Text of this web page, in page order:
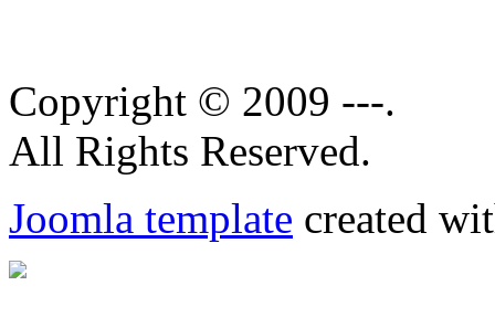
Copyright © 2009 ---.
All Rights Reserved.
Joomla template created